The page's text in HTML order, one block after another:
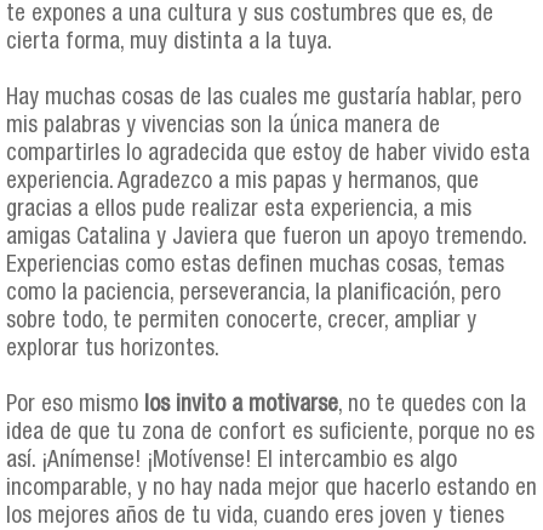
te expones a una cultura y sus costumbres que es, de
cierta forma, muy distinta a la tuya.
Hay muchas cosas de las cuales me gustaría hablar, pero
mis palabras y vivencias son la única manera de
compartirles lo agradecida que estoy de haber vivido esta
experiencia. Agradezco a mis papas y hermanos, que
gracias a ellos pude realizar esta experiencia, a mis
amigas Catalina y Javiera que fueron un apoyo tremendo.
Experiencias como estas definen muchas cosas, temas
como la paciencia, perseverancia, la planificación, pero
sobre todo, te permiten conocerte, crecer, ampliar y
explorar tus horizontes.
Por eso mismo los invito a motivarse, no te quedes con la
idea de que tu zona de confort es suficiente, porque no es
así. ¡Anímense! ¡Motívense! El intercambio es algo
incomparable, y no hay nada mejor que hacerlo estando en
los mejores años de tu vida, cuando eres joven y tienes